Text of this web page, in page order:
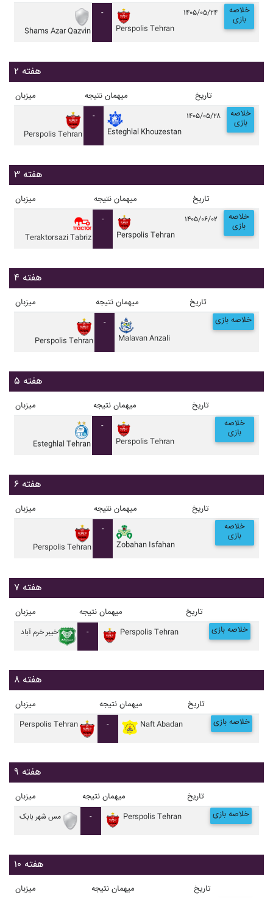
Shams Azar Qazvin
-
Perspolis Tehran
۱۴۰۵/۰۵/۲۴ خلاصه
بازی
هفته ۲
میزبان نتیجه میهمان تاریخ
Perspolis Tehran
-
Esteghlal Khouzestan
۱۴۰۵/۰۵/۲۸ خلاصه
بازی
هفته ۳
میزبان نتیجه میهمان تاریخ
Teraktorsazi Tabriz
-
Perspolis Tehran
۱۴۰۵/۰۶/۰۲ خلاصه
بازی
هفته ۴
میزبان نتیجه میهمان تاریخ
Perspolis Tehran
-
Malavan Anzali
خلاصه بازی
هفته ۵
میزبان نتیجه میهمان تاریخ
Esteghlal Tehran
-
Perspolis Tehran
خلاصه
بازی
هفته ۶
میزبان نتیجه میهمان تاریخ
Perspolis Tehran
-
Zobahan Isfahan
خلاصه
بازی
هفته ۷
میزبان نتیجه میهمان تاریخ
خيبر خرم آباد - Perspolis Tehran خلاصه بازی
هفته ۸
میزبان نتیجه میهمان تاریخ
Perspolis Tehran - Naft Abadan خلاصه بازی
هفته ۹
میزبان نتیجه میهمان تاریخ
مس شهر بابک - Perspolis Tehran خلاصه بازی
هفته ۱۰
میزبان نتیجه میهمان تاریخ